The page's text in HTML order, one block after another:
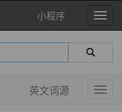
小程序
英文词源